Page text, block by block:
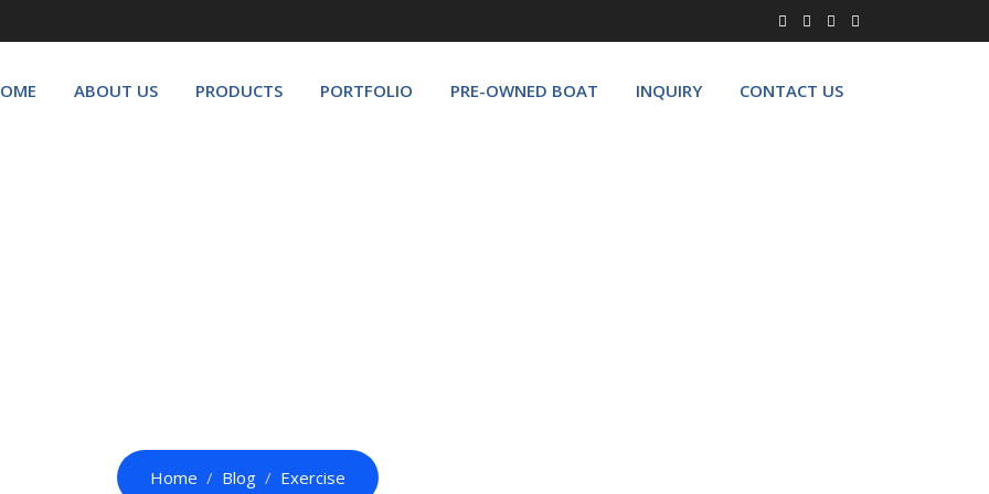
ABOUT US PRODUCTS PORTFOLIO PRE-OWNED BOAT INQUIRY CONTACT US
Home Blog Exercise